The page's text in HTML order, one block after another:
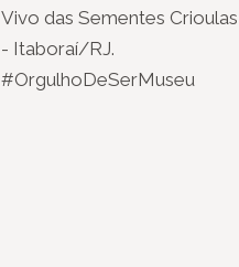
Vivo das Sementes Crioulas
- Itaboraí/RJ.
#OrgulhoDeSerMuseu